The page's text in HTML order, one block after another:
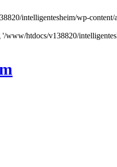
intelligentesheim/wp-content/
www/htdocs/v138820/